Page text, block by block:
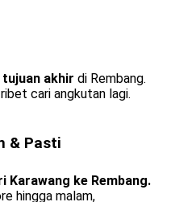
akhir di Rembang.
cari angkutan lagi.
& Pasti
Karawang ke Rembang.
hingga malam,